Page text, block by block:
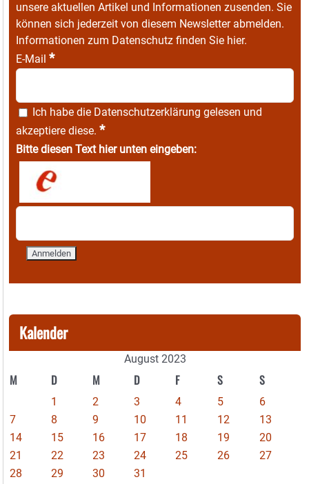
unsere aktuellen Artikel und Informationen zusenden. Sie
können sich jederzeit von diesem Newsletter abmelden.
Informationen zum Datenschutz finden Sie hier.
E-Mail *
Ich habe die Datenschutzerklärung gelesen und
akzeptiere diese. *
Bitte diesen Text hier unten eingeben:
Kalender
August 2023
M D M D F S S
1 2 3 4 5
6
7
8 9 10 11 12
13
14
15 16 17 18 19
20
21
22 23 24 25 26
27
28
29 30
31